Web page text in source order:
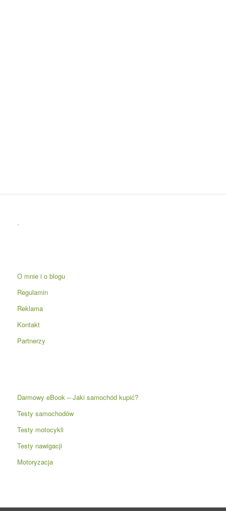
.
O mnie i o blogu
Regulamin
Reklama
Kontakt
Partnerzy
Darmowy eBook – Jaki samochód kupić?
Testy samochodów
Testy motocykli
Testy nawigacji
Motoryzacja